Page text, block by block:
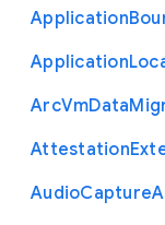
Application
Application
ArcVmData
Attestation
AudioCapture